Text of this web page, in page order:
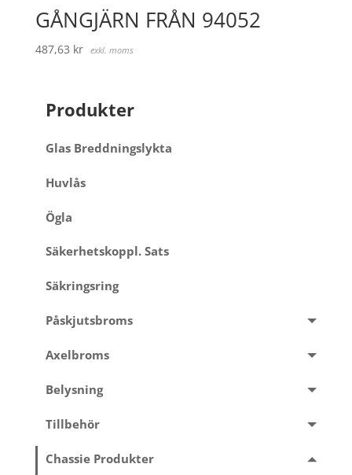
GÅNGJÄRN FRÅN 94052
487,63 kr exkl. moms
Produkter
Glas Breddningslykta
Huvlås
Ögla
Säkerhetskoppl. Sats
Säkringsring
Påskjutsbroms
Axelbroms
Belysning
Tillbehör
Chassie Produkter